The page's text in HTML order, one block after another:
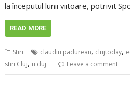
la începutul lunii viitoare, potrivit
READ MORE
Stiri claudiu padurean, clujtoday,
stiri Cluj, u cluj Leave a comment